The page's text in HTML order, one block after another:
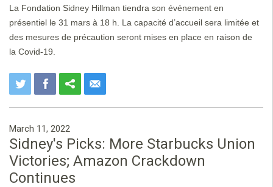
La Fondation Sidney Hillman tiendra son événement en
présentiel le 31 mars à 18 h. La capacité d’accueil sera limitée et
des mesures de précaution seront mises en place en raison de
la Covid-19.
March 11, 2022
Sidney's Picks: More Starbucks Union
Victories; Amazon Crackdown
Continues